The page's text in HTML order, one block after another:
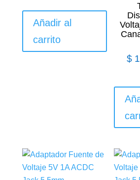
Añadir al
carrito
$